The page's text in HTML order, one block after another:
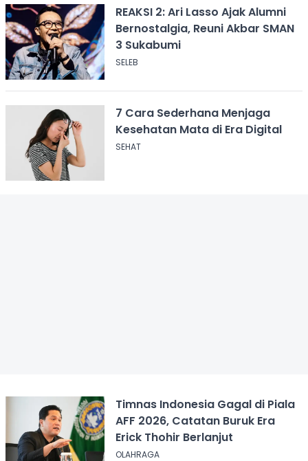
REAKSI 2: Ari Lasso Ajak Alumni
Bernostalgia, Reuni Akbar SMAN
3 Sukabumi
SELEB
7 Cara Sederhana Menjaga
Kesehatan Mata di Era Digital
SEHAT
Timnas Indonesia Gagal di Piala
AFF 2026, Catatan Buruk Era
Erick Thohir Berlanjut
OLAHRAGA